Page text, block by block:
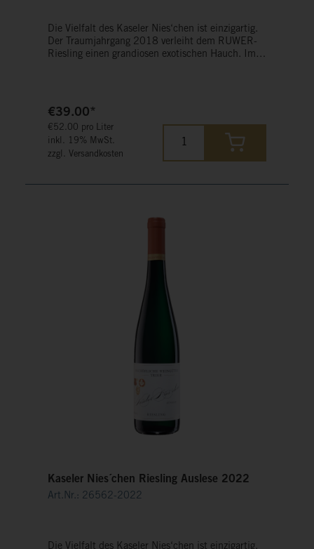
Die Vielfalt des Kaseler Nies‘chen ist einzigartig.
Der Traumjahrgang 2018 verleiht dem RUWER-
Riesling einen grandiosen exotischen Hauch. Im
und Mandarinen. Am Gaumen wirkt er grazil und
tänzerisch mit viel Energie. Im Abgang spüren Sie
die unverkennbare Handschrift dieser großen
Lage: Ihre extrem feine und gleichzeitig packende
Salz-Säule auf der Zunge.
€39.00*
€52.00 pro Liter
inkl. 19% MwSt.
zzgl. Versandkosten
Kaseler Nies´chen Riesling Auslese 2022
Art.Nr.: 26562-2022